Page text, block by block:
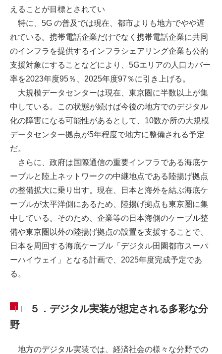
えることが目標とされてい
特に、5G の普及では現在、都市よりも地方でやや遅
れている。携帯電話企業だけでなく携帯電話企業に共同
のインフラを提供するインフラシェアリング企業も公的
支援対象にすることなどにより、5Gエリアの人口カバー
率を2023年度95％、2025年度97％に引き上げる。
大規模データセンターは現在、東京圏に半数以上が集
中している。この状態が続けば今後の地方でのデジタル
化の障害になる可能性があるとして、10数か所の大規模
データセンター拠点が5年程度で地方に整備される予定
だ。
さらに、政府は国際通信の重要インフラである海底ケ
ーブルと陸上ネットワークの中継地点である陸揚げ拠点
の整備拡大に乗り出す。現在、日本と海外を結ぶ海底ケ
ーブルが太平洋側にあるため、陸揚げ拠点も東京圏に集
中している。そのため、企業等の日本海側のケーブル整
備や東京圏以外の陸揚げ拠点の設置を支援することで、
日本を周回する海底ケーブル「デジタル田園都市スーパ
ーハイウェイ」となる計画で、2025年度完成予定であ
る。
５．デジタル実装が想定される多彩な分
野
地方のデジタル実装では、経済社会の様々な分野での